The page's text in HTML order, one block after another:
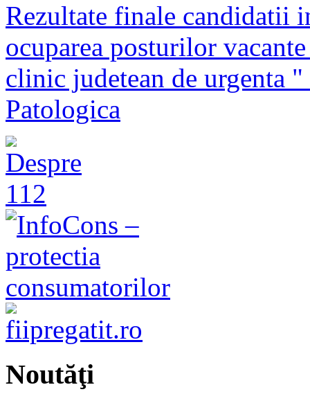
Rezultate finale candidatii
ocuparea posturilor
clinic judetean de urgenta
Patologica
Noutăţi